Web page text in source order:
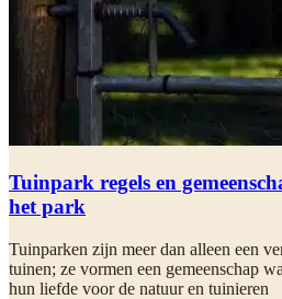
Tuinpark regels en
het park
Tuinparken zijn meer dan alleen een
tuinen; ze vormen een gemeenschap
hun liefde voor de natuur en tuinieren